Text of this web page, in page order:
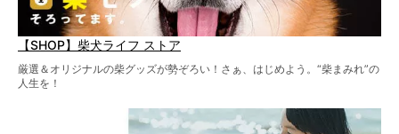
【SHOP】柴犬ライフ ストア
厳選＆オリジナルの柴グッズが勢ぞろい！さぁ、はじめよう。“柴まみれ”の
人生を！